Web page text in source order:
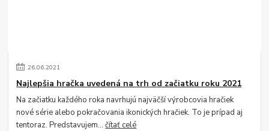
26.06.2021
Najlepšia hračka uvedená na trh od začiatku roku 2021
Na začiatku každého roka navrhujú najväčší výrobcovia hračiek
nové série alebo pokračovania ikonických hračiek. To je prípad aj
tentoraz. Predstavujem...čítať celé